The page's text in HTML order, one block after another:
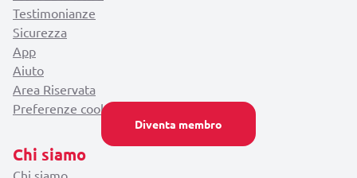
Diventa membro
Testimonianze
Sicurezza
App
Aiuto
Area Riservata
Preferenze cookie
Chi siamo
Chi siamo